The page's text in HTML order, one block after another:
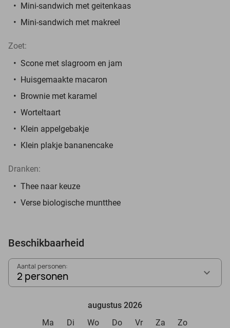
Mini-sandwich met geitenkaas
Mini-sandwich met makreel
Zoet:
Scone met slagroom en jam
Huisgemaakte macaron
Brownie met karamel
Worteltaart
Klein appelgebakje
Klein plakje bananencake
Dranken:
Thee naar keuze
Verse biologische muntthee
Beschikbaarheid
Aantal personen:
2 personen
augustus 2026
Ma
Di Wo Do Vr Za Zo